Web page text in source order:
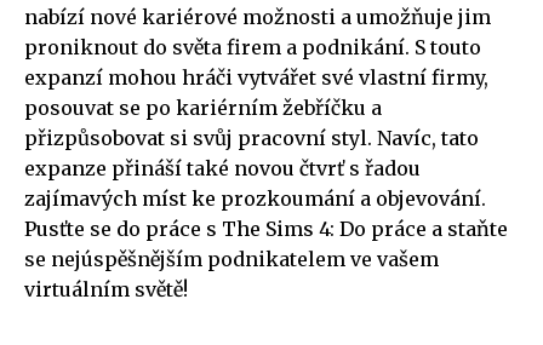
nabízí nové kariérové možnosti a umožňuje jim
proniknout do světa firem a podnikání. S touto
expanzí mohou hráči vytvářet své vlastní firmy,
posouvat se po kariérním žebříčku a
přizpůsobovat si svůj pracovní styl. Navíc, tato
expanze přináší také novou čtvrť s řadou
zajímavých míst ke prozkoumání a objevování.
Pusťte se do práce s The Sims 4: Do práce a staňte
se nejúspěšnějším podnikatelem ve vašem
virtuálním světě!